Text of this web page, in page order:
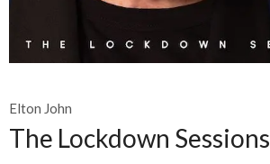
Elton John
The Lockdown Sessions